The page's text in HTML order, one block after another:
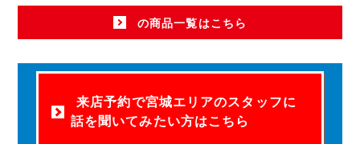
の商品一覧はこちら
来店予約で宮城エリアのスタッフに
話を聞いてみたい方はこちら